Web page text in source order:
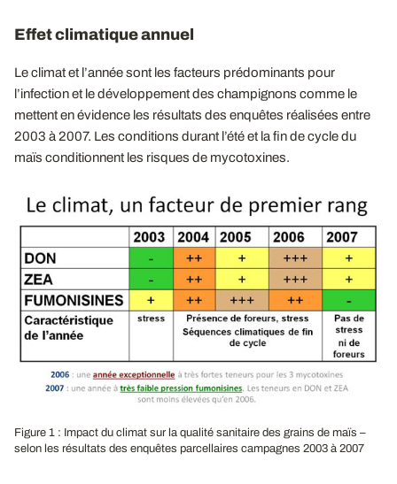
Effet climatique annuel
Le climat et l’année sont les facteurs prédominants pour
l’infection et le développement des champignons comme le
mettent en évidence les résultats des enquêtes réalisées entre
2003 à 2007. Les conditions durant l’été et la fin de cycle du
maïs conditionnent les risques de mycotoxines.
Figure 1 : Impact du climat sur la qualité sanitaire des grains de maïs –
selon les résultats des enquêtes parcellaires campagnes 2003 à 2007